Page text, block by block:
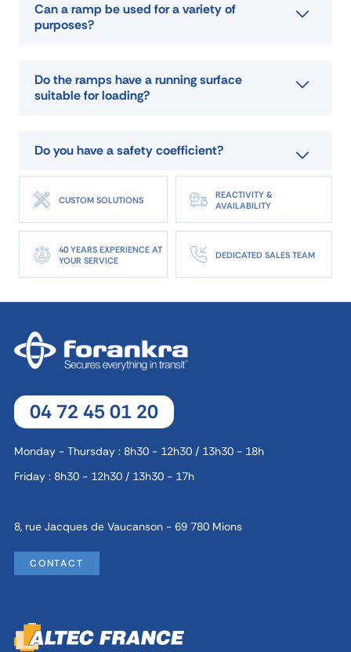
Can a ramp be used for a variety of
purposes?
Do the ramps have a running surface
suitable for loading?
Do you have a safety coefficient?
CUSTOM SOLUTIONS
REACTIVITY &
AVAILABILITY
40 YEARS EXPERIENCE AT
YOUR SERVICE
DEDICATED SALES TEAM
04 72 45 01 20
Monday - Thursday : 8h30 - 12h30 / 13h30 - 18h
Friday : 8h30 - 12h30 / 13h30 - 17h
8, rue Jacques de Vaucanson - 69 780 Mions
CONTACT